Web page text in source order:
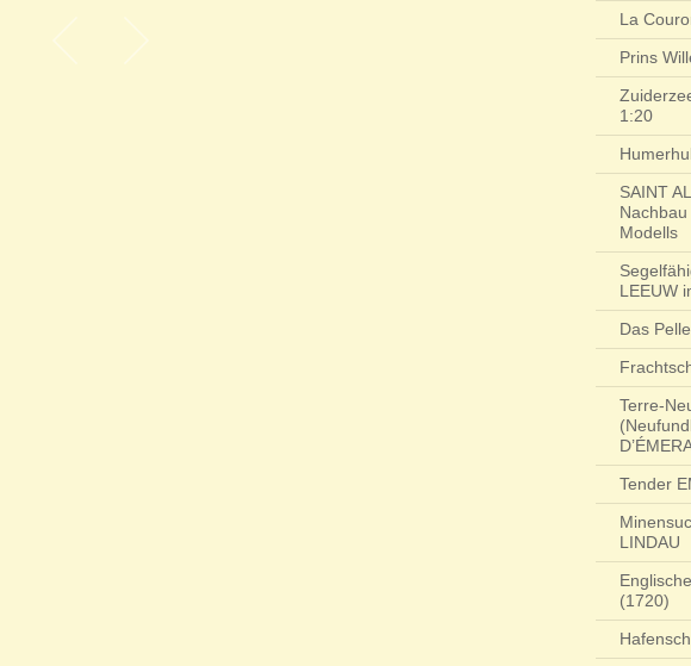
La
Prins
1:20
SAINT
Modells
LEEUW
Das
Terre-
Tender
LINDAU
(1720)